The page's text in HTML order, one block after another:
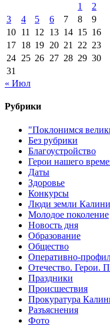
1
2
3
4 5 6 7 8
9
10 11 12 13 14 15 16
17 18 19 20 21 22 23
24 25 26 27 28 29 30
31
« Июл
Рубрики
"Поклонимся
Без рубрики
Благоустройство
Герои нашего
Даты
Здоровье
Конкурсы
Люди земли
Молодое поколение
Новость дня
Образование
Общество
Оперативно-
Отечество. Герои.
Праздники
Происшествия
Прокуратура
Разъяснения
Фото